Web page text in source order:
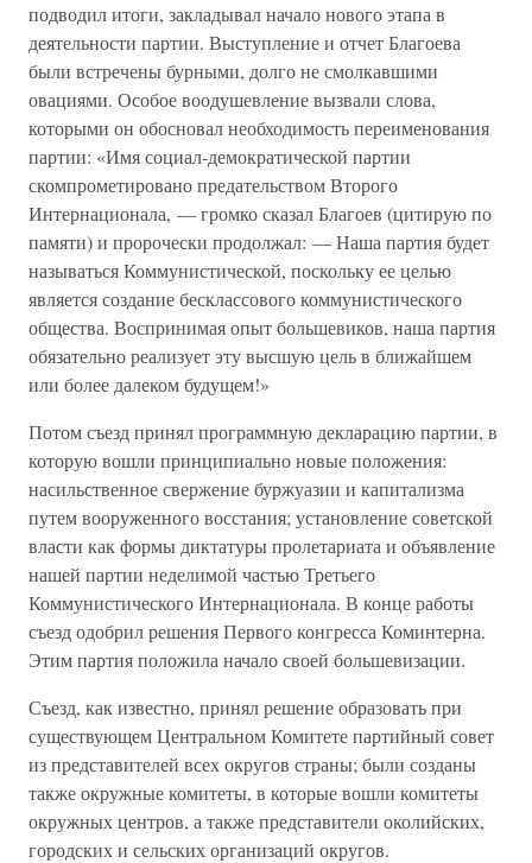
подводил итоги, закладывал начало нового этапа в
деятельности партии. Выступление и отчет Благоева
были встречены бурными, долго не смолкавшими
овациями. Особое воодушевление вызвали слова,
которыми он обосновал необходимость переименования
партии: «Имя социал-демократической партии
скомпрометировано предательством Второго
Интернационала, — громко сказал Благоев (цитирую по
памяти) и пророчески продолжал: — Наша партия будет
называться Коммунистической, поскольку ее целью
является создание бесклассового коммунистического
общества. Воспринимая опыт большевиков, наша партия
обязательно реализует эту высшую цель в ближайшем
или более далеком будущем!»
Потом съезд принял программную декларацию партии, в
которую вошли принципиально новые положения:
насильственное свержение буржуазии и капитализма
путем вооруженного восстания; установление советской
власти как формы диктатуры пролетариата и объявление
нашей партии неделимой частью Третьего
Коммунистического Интернационала. В конце работы
съезд одобрил решения Первого конгресса Коминтерна.
Этим партия положила начало своей большевизации.
Съезд, как известно, принял решение образовать при
существующем Центральном Комитете партийный совет
из представителей всех округов страны; были созданы
также окружные комитеты, в которые вошли комитеты
окружных центров, а также представители околийских,
городских и сельских организаций округов.